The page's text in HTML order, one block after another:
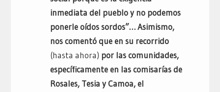
inmediata del pueblo y no podemos
ponerle oídos sordos”… Asimismo,
nos comentó que en su recorrido
(hasta ahora) por las comunidades,
específicamente en las comisarías de
Rosales, Tesia y Camoa, el